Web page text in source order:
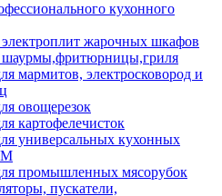
кухонного
жарочных шкафов
мармитов, электросковород и
овощерезок
картофелечисток
универсальных кухонных
промышленных мясорубок
пускатели,